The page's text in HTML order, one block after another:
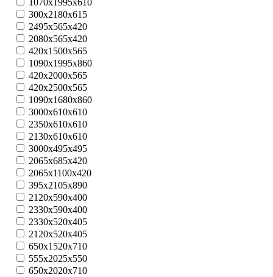
1070x1995x610
300х2180х615
2495x565x420
2080x565x420
420х1500х565
1090х1995х860
420х2000х565
420х2500х565
1090x1680x860
3000х610х610
2350х610х610
2130х610х610
3000х495х495
2065x685x420
2065x1100x420
395х2105х890
2120x590x400
2330x590x400
2330x520x405
2120x520x405
650х1520х710
555х2025х550
650х2020х710